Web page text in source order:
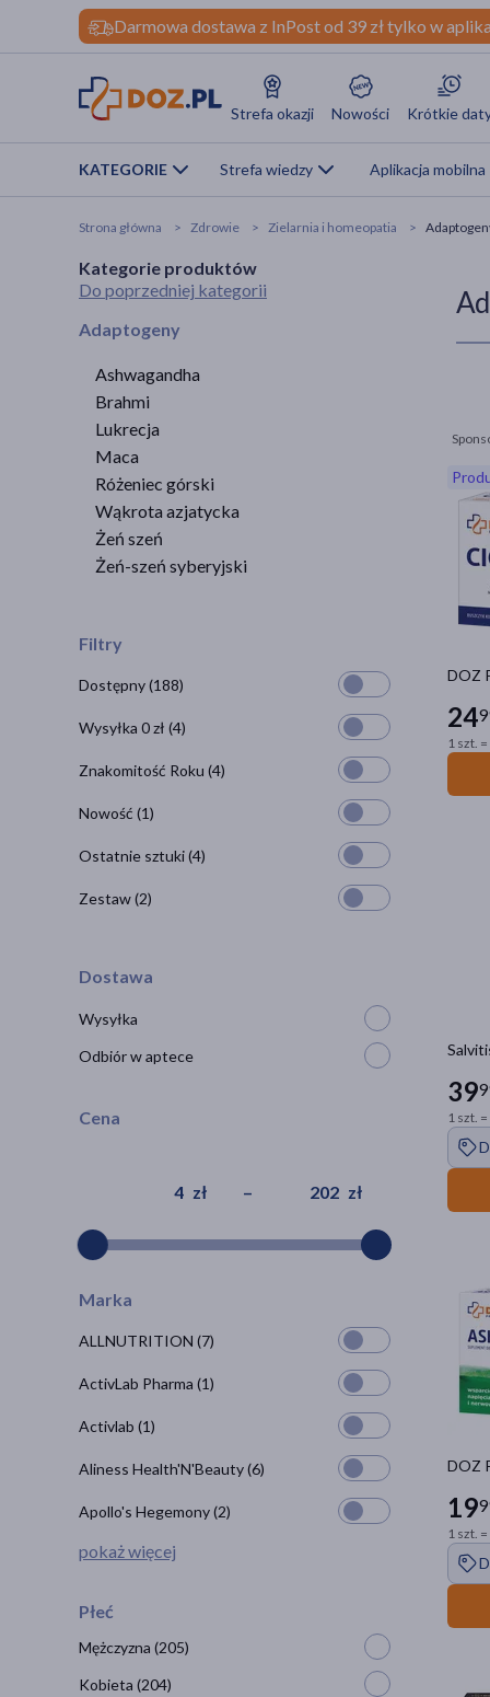
Darmowa dostawa z InPost od 39 zł tylko w
Strefa okazji Nowości Krótkie
KATEGORIE Strefa wiedzy Aplikacja mobilna
Strona główna Zdrowie Zielarnia i homeopatia
DOZ
24
1 szt.
39
1 szt.
DOZ
19
1 szt.
Kategorie produktów
Do poprzedniej kategorii
Adaptogeny
Ashwagandha
Brahmi
Lukrecja
Maca
Różeniec górski
Wąkrota azjatycka
Żeń szeń
Żeń-szeń syberyjski
Filtry
Dostępny(188)
Wysyłka 0 zł (4)
Znakomitość Roku (4)
Nowość (1)
Ostatnie sztuki(4)
Zestaw(2)
Dostawa
Wysyłka
Odbiór w aptece
Cena
zł – zł
Marka
ALLNUTRITION (7)
ActivLab Pharma (1)
Activlab (1)
Aliness Health'N'Beauty(6)
Apollo's Hegemony(2)
pokaż więcej
Płeć
Mężczyzna (205)
Kobieta (204)